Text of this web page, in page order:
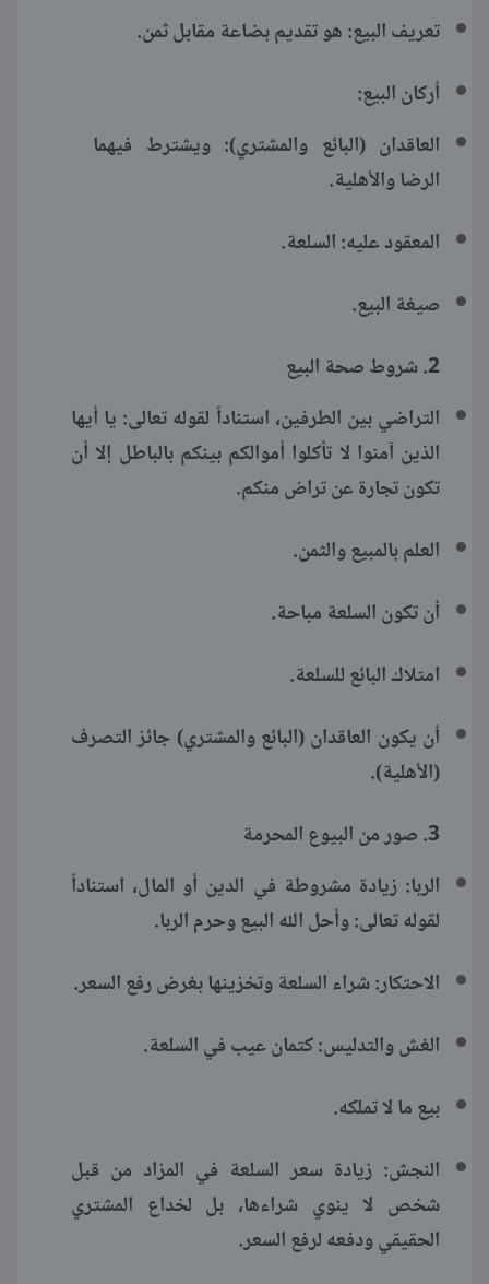
تعريف البيع: هو تقديم بضاعة مقابل ثمن.
أركان البيع:
العاقدان (البائع والمشتري): ويشترط فيهما
الرضا والأهلية.
المعقود عليه: السلعة.
صيغة البيع.
2. شروط صحة البيع
التراضي بين الطرفين، استناداً لقوله تعالى: يا أيها
الذين آمنوا لا تأكلوا أموالكم بينكم بالباطل إلا أن
تكون تجارة عن تراض منكم.
العلم بالمبيع والثمن.
أن تكون السلعة مباحة.
امتلاك البائع للسلعة.
أن يكون العاقدان (البائع والمشتري) جائز التصرف
(الأهلية).
3. صور من البيوع المحرمة
الربا: زيادة مشروطة في الدين أو المال، استناداً
لقوله تعالى: وأحل الله البيع وحرم الربا.
الاحتكار: شراء السلعة وتخزينها بغرض رفع السعر.
الغش والتدليس: كتمان عيب في السلعة.
بيع ما لا تملكه.
النجش: زيادة سعر السلعة في المزاد من قبل
شخص لا ينوي شراءها، بل لخداع المشتري
الحقيقي ودفعه لرفع السعر.